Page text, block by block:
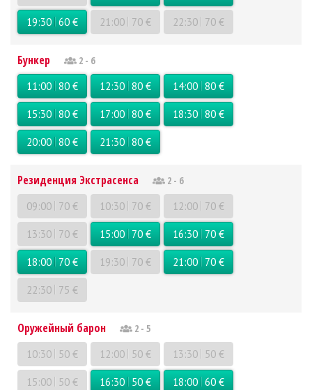
19:30 60 € 21:00 70 € 22:30 70 €
Бункер
2 - 6
11:00 80 € 12:30 80 € 14:00 80 €
15:30 80 € 17:00 80 € 18:30 80 €
20:00 80 € 21:30 80 €
Резиденция Экстрасенса
2 - 6
09:00 70 € 10:30 70 € 12:00 70 €
13:30 70 € 15:00 70 € 16:30 70 €
18:00 70 € 19:30 70 € 21:00 70 €
22:30 75 €
Оружейный барон
2 - 5
10:30 50 € 12:00 50 € 13:30 50 €
15:00 50 € 16:30 50 € 18:00 60 €